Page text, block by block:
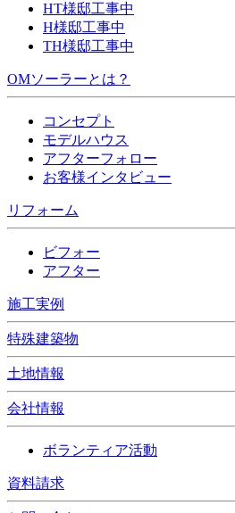
HT様邸工事中
H様邸工事中
TH様邸工事中
OMソーラーとは？
コンセプト
モデルハウス
アフターフォロー
お客様インタビュー
リフォーム
ビフォー
アフター
施工実例
特殊建築物
土地情報
会社情報
ボランティア活動
資料請求